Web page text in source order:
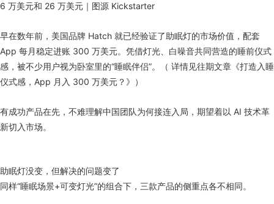
6 万美元和 26 万美元｜图源 Kickstarter
早在数年前，美国品牌 Hatch 就已经验证了助眠灯的市场价值，配套
App 每月稳定进账 300 万美元。凭借灯光、白噪音共同营造的睡前仪式
感，被不少用户视为卧室里的“睡眠伴侣”。（ 详情见往期文章《打造入睡
仪式感，App 月入 300 万美元？》）
有成功产品在先，不难理解中国团队为何接连入局，期望着以 AI 技术革
新切入市场。
助眠灯没变，但解决的问题变了
同样“睡眠场景+可变灯光”的组合下，三款产品的侧重点各不相同。